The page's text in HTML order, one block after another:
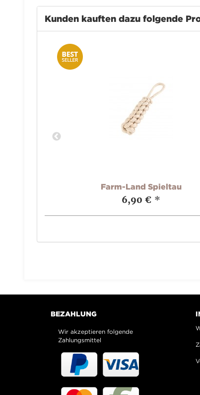
Kunden kauften dazu folgende
Farm-Land Spieltau
6,90 € *
BEZAHLUNG
Wir akzeptieren folgende
Zahlungsmittel